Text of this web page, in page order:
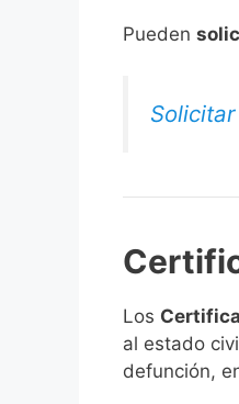
​Pueden
Los
al estado
defunción,